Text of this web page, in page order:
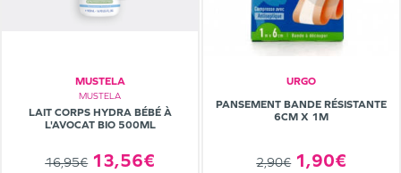
MUSTELA
MUSTELA
LAIT CORPS HYDRA BÉBÉ À
L'AVOCAT BIO 500ML
16,95€ 13,56€
URGO
PANSEMENT BANDE RÉSISTANTE
6CM X 1M
2,90€ 1,90€